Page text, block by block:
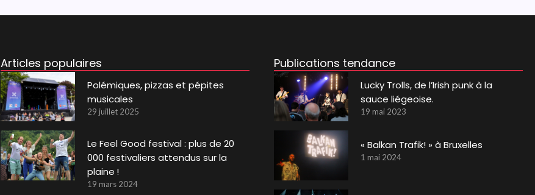
Articles populaires
Polémiques, pizzas et pépites
musicales
29 juillet 2025
Le Feel Good festival : plus de 20
000 festivaliers attendus sur la
plaine !
19 mars 2024
Publications tendance
Lucky Trolls, de l’Irish punk à la
sauce liégeoise.
19 mai 2023
« Balkan Trafik! » à Bruxelles
1 mai 2024